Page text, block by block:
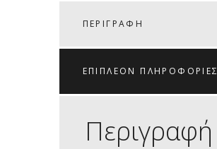
ΠΕΡΙΓΡΑΦΉ
ΕΠΙΠΛΈΟΝ ΠΛΗΡΟΦΟΡΊΕΣ
Περιγραφή